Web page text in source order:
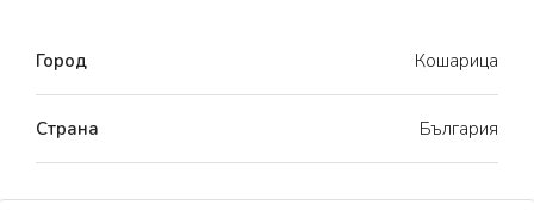
Город Кошарица
Страна България